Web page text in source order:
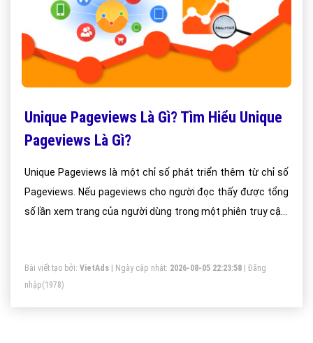
Unique Pageviews Là Gì? Tìm Hiểu Unique
Pageviews Là Gì?
Unique Pageviews là một chỉ số phát triển thêm từ chỉ số
Pageviews. Nếu pageviews cho người đọc thấy được tổng
số lần xem trang của người dùng trong một phiên truy cập,
dùng.
Bài viết tạo bởi: VietAds | Ngày cập nhật: 2026-08-05 22:23:58
Đăng
nhập(1978)